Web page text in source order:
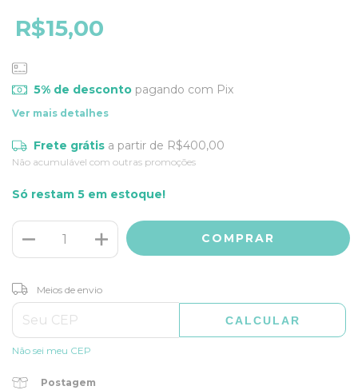
R$15,00
5% de descontopagando com Pix
Ver mais detalhes
Frete grátis a partir de R$400,00
Não acumulável com outras promoções
Só restam 5 em estoque!
Entregas para o CEP:
Meios de envio
CALCULAR
Não sei meu CEP
Postagem